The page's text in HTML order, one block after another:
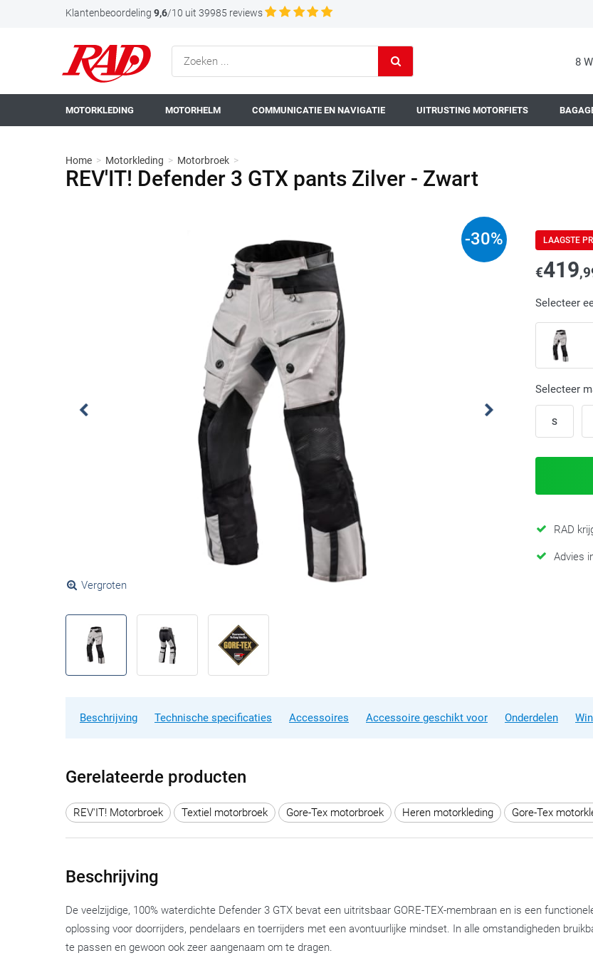
Klantenbeoordeling 9,6/10 uit 39985 reviews
8
MOTORKLEDING MOTORHELM COMMUNICATIE EN NAVIGATIE UITRUSTING MOTORFIETS
Home > Motorkleding > Motorbroek >
REV'IT! Defender 3 GTX pants Zilver - Zwart
Vergroten
-30% LAAGSTE
€419
Selecteer
Selecteer
S
RAD
Advies
Beschrijving Technische specificaties Accessoires Accessoire geschikt voor Onderdelen
Gerelateerde producten
REV'IT! Motorbroek Textiel motorbroek Gore-Tex motorbroek Heren motorkleding Gore-Tex
Beschrijving
De veelzijdige, 100% waterdichte Defender 3 GTX bevat een uitritsbaar GORE-TEX-membraan en is een
oplossing voor doorrijders, pendelaars en toerrijders met een avontuurlijke mindset. In alle omstandigheden
te passen en gewoon ook zeer aangenaam om te dragen.